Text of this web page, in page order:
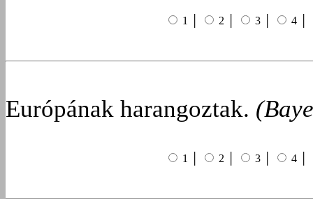
1 │ 2 │ 3 │ 4 │
Európának harangoztak.
1 │ 2 │ 3 │ 4 │